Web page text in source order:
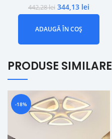
442,28lei 344,13 lei
ADAUGĂ ÎN COȘ
PRODUSE SIMILARE
-18%